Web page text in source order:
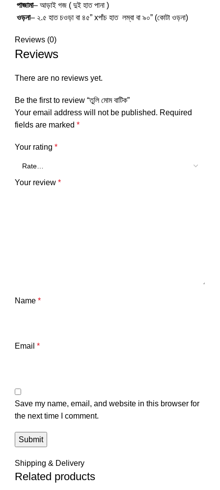
পাজামা– আড়াই গজ ( দুই হাত পানা )
ওড়না– ২.৫ হাত চওড়া বা ৪৫” xপাঁচ হাত লম্বা বা ৯০” (কোটা ওড়না)
Reviews (0)
Reviews
There are no reviews yet.
Be the first to review “তুলি মোম বাটিক”
Your email address will not be published. Required
fields are marked *
Your rating *
Your review *
Name *
Email *
Save my name, email, and website in this browser for
the next time I comment.
Shipping & Delivery
Related products